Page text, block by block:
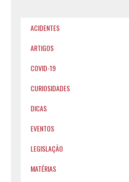
ACIDENTES
ARTIGOS
COVID-19
CURIOSIDADES
DICAS
EVENTOS
LEGISLAÇÃO
MATÉRIAS